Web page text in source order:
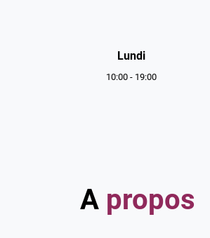
d'ouverture
Lundi
10:00 - 19:00
A propos